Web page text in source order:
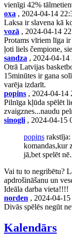
vienīgi 42%
oxa , 2024-04-14
Laksa ir slavena kā
vozā , 2024-04-14
Protams vīriem līga
ļoti liels čempione,
sandza , 2024-04-14
Otrā Latvijas
15minūtes ir gana
varēja izdarīt.
popins , 2024-04-14
Pilnīga kļūda spēlēt
zvaigznes...naudu
sinogli , 2024-04-15
popins
komandas,kur
jā,bet spelēt
Vai tu to negribētu?
apdrošināšanu un
Ideāla darba vieta!!!!
norden , 2024-04-
Divās spēlēs negūt
Kalendārs